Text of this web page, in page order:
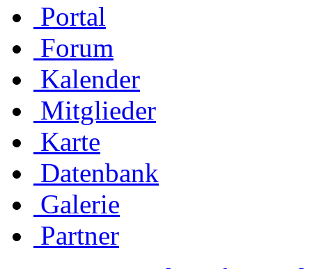
Portal
Forum
Kalender
Mitglieder
Karte
Datenbank
Galerie
Partner